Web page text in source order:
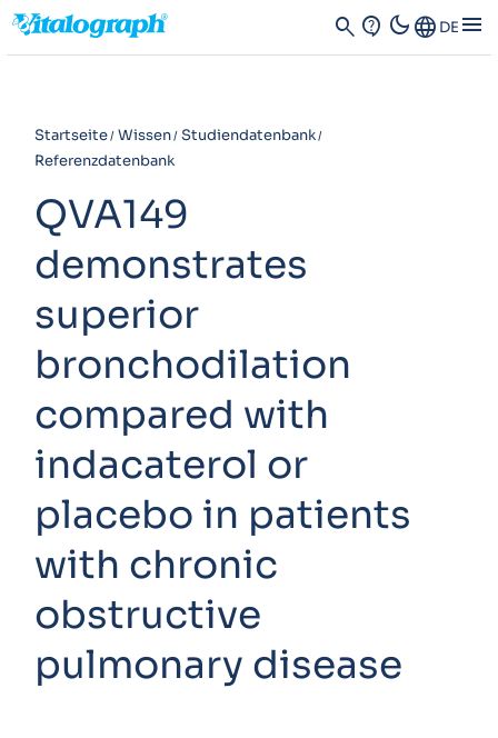
search contact_support dark_modeLanguage DE menu
Startseite Wissen Studiendatenbank
Referenzdatenbank
QVA149
demonstrates
superior
bronchodilation
compared with
indacaterol or
placebo in patients
with chronic
obstructive
pulmonary disease